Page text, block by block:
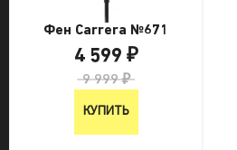
Фен Carrera №671
4 599 ₽
9 999 ₽
КУПИТЬ